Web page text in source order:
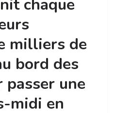
chaque
milliers de
bord des
passer une
midi en